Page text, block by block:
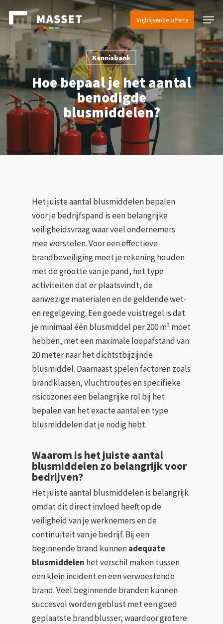
to
content
Vrijblijvende offerte Menu
Kennisbank
Hoe bepaal je het aantal
benodigde
blusmiddelen?
Het juiste aantal blusmiddelen bepalen
voor je bedrijfspand is een belangrijke
veiligheidsvraag waar veel ondernemers
mee worstelen. Voor een effectieve
brandbeveiliging moet je rekening houden
met de grootte van je pand, het type
activiteiten dat er plaatsvindt, de
aanwezige materialen en de geldende wet-
en regelgeving. Een goede vuistregel is dat
je minimaal één blusmiddel per 200 m² moet
hebben, met een maximale loopafstand van
20 meter naar het dichtstbijzijnde
blusmiddel. Daarnaast spelen factoren zoals
brandklassen, vluchtroutes en specifieke
risicozones een belangrijke rol bij het
bepalen van het exacte aantal en type
blusmiddelen dat je nodig hebt.
Waarom is het juiste aantal
blusmiddelen zo belangrijk voor
bedrijven?
Het juiste aantal blusmiddelen is belangrijk
omdat dit direct invloed heeft op de
veiligheid van je werknemers en de
continuïteit van je bedrijf. Bij een
beginnende brand kunnenadequate
blusmiddelen het verschil maken tussen
een klein incident en een verwoestende
brand. Veel beginnende branden kunnen
succesvol worden geblust met een goed
geplaatste brandblusser, waardoor grotere